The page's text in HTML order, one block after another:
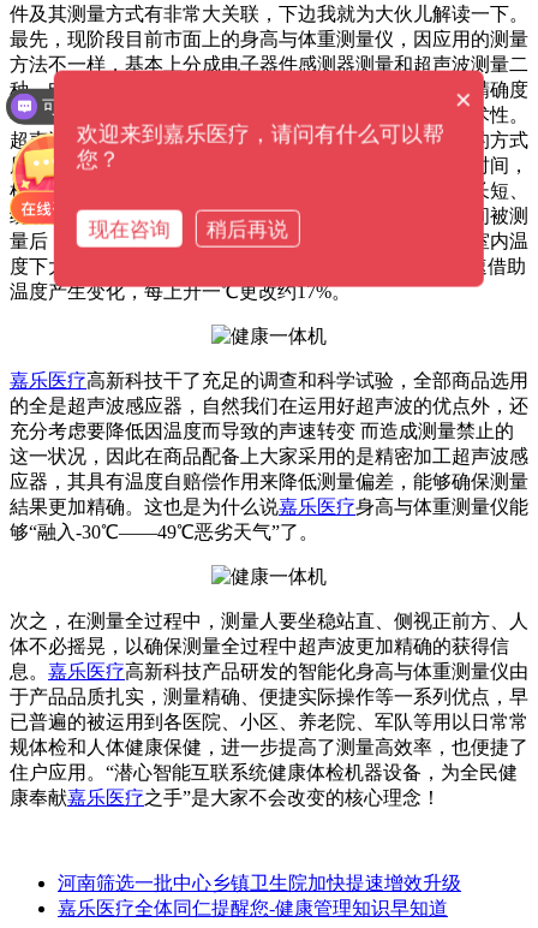
件及其测量方式有非常大关联，下边我就为大伙儿解读一下。
最先，现阶段目前市面上的身高与体重测量仪，因应用的测量
方法不一样，基本上分成电子器件感测器测量和超声波测量二
种。电子器件感测器测量自然环境适应能力较弱，测量精确度
不足高。现阶段定点医疗机构已普遍采用超声波测量技术性。
超声波测量应用超声波感应器，应用雷达回波传送時间的方式
原理，即测量超声波单脉冲传出和测出雷达回波的间隔时间，
根据声速来测算总体目标物的间距。具备頻率高、光波长短、
绕射状况小等优势，超声波单脉冲的雷达回波的散播時间被测
量后，感应器用声速测算到总体目标物的间距，声速在室内温
度下大约是342m/s，殊不知，因为气体温度的更改，声速借助
温度产生变化，每上升一℃更改约17%。
嘉乐医疗高新科技干了充足的调查和科学试验，全部商品选用
的全是超声波感应器，自然我们在运用好超声波的优点外，还
充分考虑要降低因温度而导致的声速转变 而造成测量禁止的
这一状况，因此在商品配备上大家采用的是精密加工超声波感
应器，其具有温度自赔偿作用来降低测量偏差，能够确保测量
結果更加精确。这也是为什么说嘉乐医疗身高与体重测量仪能
够“融入-30℃——49℃恶劣天气”了。
次之，在测量全过程中，测量人要坐稳站直、侧视正前方、人
体不必摇晃，以确保测量全过程中超声波更加精确的获得信
息。 嘉乐医疗高新科技产品研发的智能化身高与体重测量仪由
于产品品质扎实，测量精确、便捷实际操作等一系列优点，早
已普遍的被运用到各医院、小区、养老院、军队等用以日常常
规体检和人体健康保健，进一步提高了测量高效率，也便捷了
住户应用。“潜心智能互联系统健康体检机器设备，为全民健
康奉献嘉乐医疗之手”是大家不会改变的核心理念！
河南筛选一批中心乡镇卫生院加快提速增效升级
嘉乐医疗全体同仁提醒您-健康管理知识早知道
×
欢迎来到嘉乐医疗，请问有什么可以帮
您？
现在咨询 稍后再说